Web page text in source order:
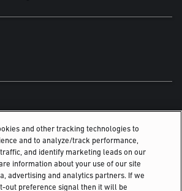
ภายในแบบยางตัน
and other tracking technologies to
and to analyze/track performance,
and identify marketing leads on our
information about your use of our site
advertising and analytics partners. If we
out preference signal then it will be